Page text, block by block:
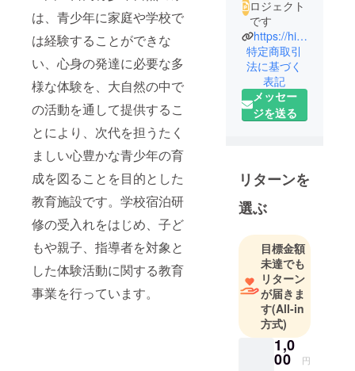
は、青少年に家庭や学校で
は経験することができな
い、心身の発達に必要な多
様な体験を、大自然の中で
の活動を通して提供するこ
とにより、次代を担うたく
ましい心豊かな青少年の育
成を図ることを目的とした
教育施設です。学校宿泊研
修の受入れをはじめ、子ど
もや親子、指導者を対象と
した体験活動に関する教育
事業を行っています。
ロジェクト
です
https://hidaka.niye.go.jp/
特定商取引
法に基づく
表記
メッセー
ジを送る
リターンを
選ぶ
目標金額
未達でも
リターン
が届きま
す(All-in
方式)
1,0
00 円